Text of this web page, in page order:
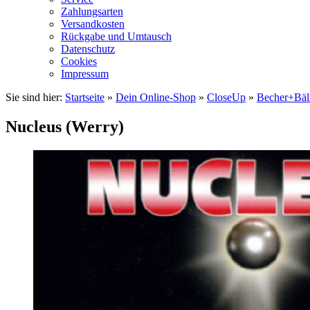
Zahlungsarten
Versandkosten
Rückgabe und Umtausch
Datenschutz
Cookies
Impressum
Sie sind hier: Startseite » Dein Online-Shop » CloseUp »
Nucleus (Werry)